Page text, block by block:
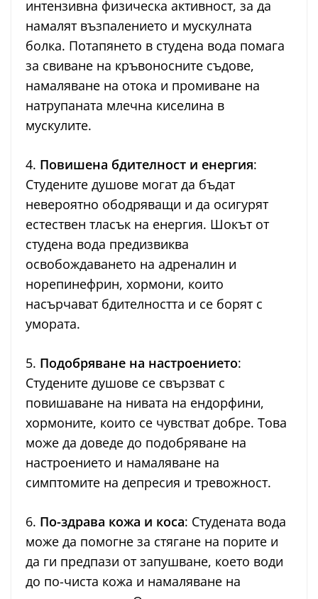
интензивна физическа активност, за да
намалят възпалението и мускулната
болка. Потапянето в студена вода помага
за свиване на кръвоносните съдове,
намаляване на отока и промиване на
натрупаната млечна киселина в
мускулите.
4. Повишена бдителност и енергия:
Студените душове могат да бъдат
невероятно ободряващи и да осигурят
естествен тласък на енергия. Шокът от
студена вода предизвиква
освобождаването на адреналин и
норепинефрин, хормони, които
насърчават бдителността и се борят с
умората.
5. Подобряване на настроението:
Студените душове се свързват с
повишаване на нивата на ендорфини,
хормоните, които се чувстват добре. Това
може да доведе до подобряване на
настроението и намаляване на
симптомите на депресия и тревожност.
6. По-здрава кожа и коса: Студената вода
може да помогне за стягане на порите и
да ги предпази от запушване, което води
до по-чиста кожа и намаляване на